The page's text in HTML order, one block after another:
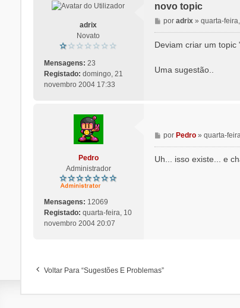
adrix
Novato
Mensagens: 23
Registado: domingo, 21
novembro 2004 17:33
novo topic
M
e
g
poradrix »quarta-
Deviam criar um
Uma sugestão..
Pedro
Administrador
Mensagens: 12069
Registado: quarta-feira, 10
novembro 2004 20:07
M
e
n
porPedro »quarta-
Uh... isso existe... e
Voltar Para “Sugestões E Problemas”